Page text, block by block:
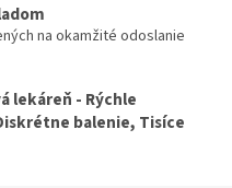
na okamžité odoslanie
lekáreň - Rýchle
balenie, Tisíce